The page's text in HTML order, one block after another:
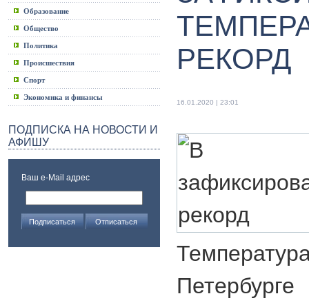
Образование
Общество
Политика
Происшествия
Спорт
Экономика и финансы
ПОДПИСКА НА НОВОСТИ И
АФИШУ
Ваш e-Mail адрес
РЕКОРД
16.01.2020 | 23:01